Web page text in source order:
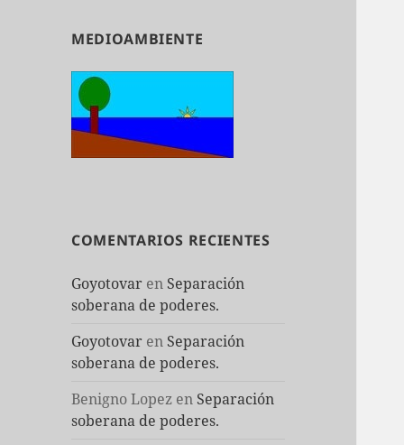
MEDIOAMBIENTE
COMENTARIOS RECIENTES
Goyotovar en Separación
soberana de poderes.
Goyotovar en Separación
soberana de poderes.
Benigno Lopez en Separación
soberana de poderes.